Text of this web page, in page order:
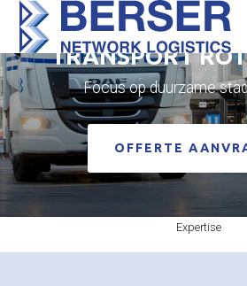
TRANSPORT
Focus op duurzame
OFFERTE
Expertise